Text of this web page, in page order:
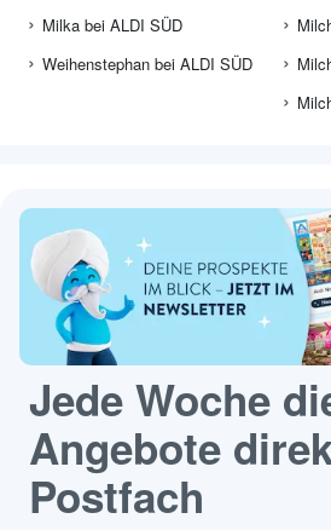
Milka bei ALDI SÜD
Weihenstephan bei ALDI SÜD
Jede Woche
Angebote
Postfach